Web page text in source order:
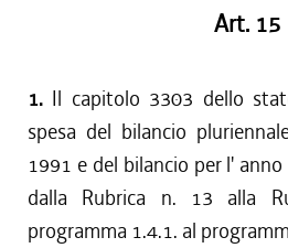
Art. 15
1. Il capitolo 3303 dello
spesa del bilancio
1991 e del bilancio per l'
dalla Rubrica n. 13 alla
programma 1.4.1. al